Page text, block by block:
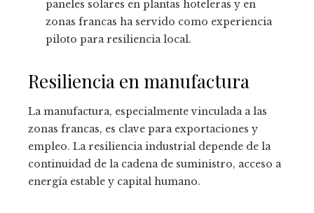
paneles solares en plantas hoteleras y en
zonas francas ha servido como experiencia
piloto para resiliencia local.
Resiliencia en manufactura
La manufactura, especialmente vinculada a las
zonas francas, es clave para exportaciones y
empleo. La resiliencia industrial depende de la
continuidad de la cadena de suministro, acceso a
energía estable y capital humano.